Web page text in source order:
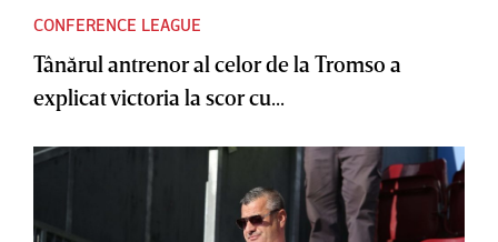
CONFERENCE LEAGUE
Tânărul antrenor al celor de la Tromso a
explicat victoria la scor cu...